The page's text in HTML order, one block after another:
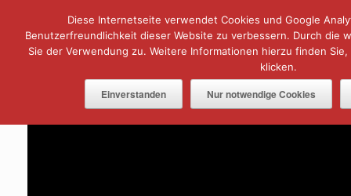
springen
Menü
Diese Internetseite verwendet Cookies und Google
Benutzerfreundlichkeit dieser Website zu verbessern. Durch die
Sie der Verwendung zu. Weitere Informationen hierzu finden
klicken.
Einverstanden Nur notwendige Cookies